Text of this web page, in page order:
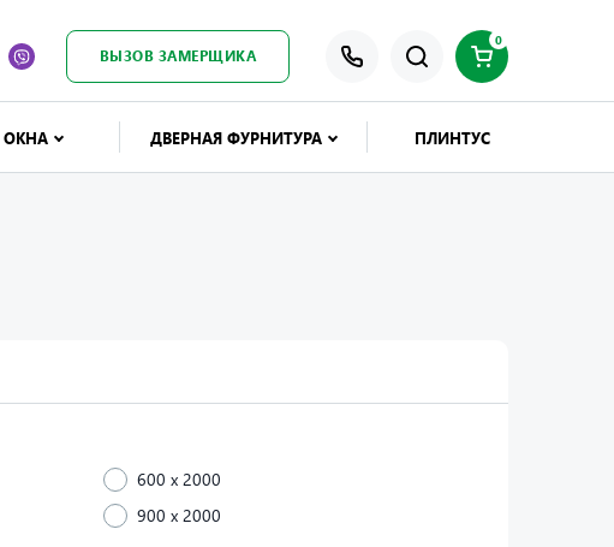
ВЫЗОВ ЗАМЕРЩИКА
0
ОКНА ДВЕРНАЯ ФУРНИТУРА ПЛИНТУС
600 x 2000
900 x 2000